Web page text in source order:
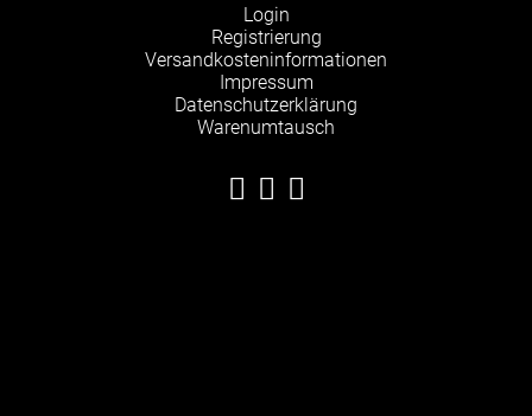
Navigation
überspringen
Login
Registrierung
Versandkosteninformationen
Impressum
Datenschutzerklärung
Warenumtausch